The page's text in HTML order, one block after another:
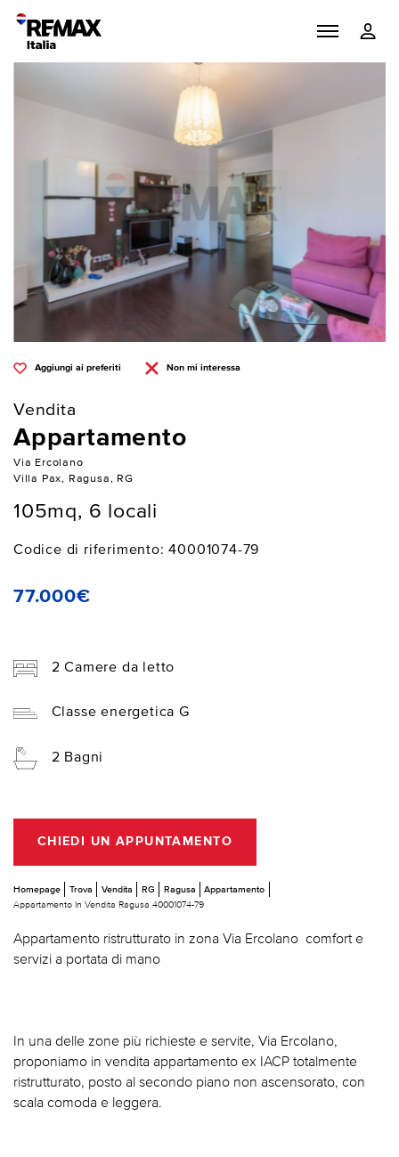
Aggiungi ai preferiti Non mi interessa
Vendita
Appartamento
Via Ercolano
Villa Pax, Ragusa, RG
105mq, 6 locali
Codice di riferimento: 40001074-79
77.000€
2 Camere da letto
Classe energetica G
2 Bagni
CHIEDI UN APPUNTAMENTO
Homepage Trova Vendita RG Ragusa
Appartamento
Appartamento In Vendita Ragusa 40001074-79
Appartamento ristrutturato in zona Via Ercolano  comfort e
servizi a portata di mano
In una delle zone più richieste e servite, Via Ercolano,
proponiamo in vendita appartamento ex IACP totalmente
ristrutturato, posto al secondo piano non ascensorato, con
scala comoda e leggera.